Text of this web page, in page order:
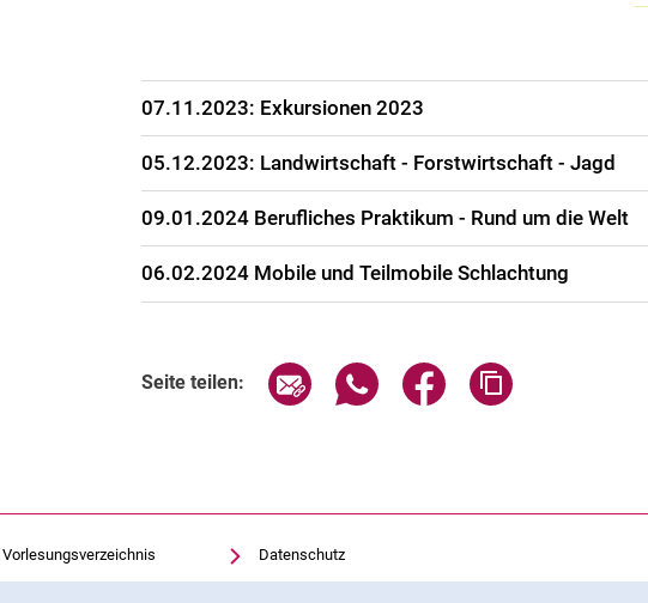
07.11.2023: Exkursionen 2023
05.12.2023: Landwirtschaft - Forstwirtschaft - Jagd
09.01.2024 Berufliches Praktikum - Rund um die Welt
06.02.2024 Mobile und Teilmobile Schlachtung
Seite teilen: Seite über E-Mail teilen
Seite über WhatsApp teilen
Seite über Facebook
Vorlesungsverzeichnis
Uni-Bibliothek
Datenschutz
Barrierefreiheit